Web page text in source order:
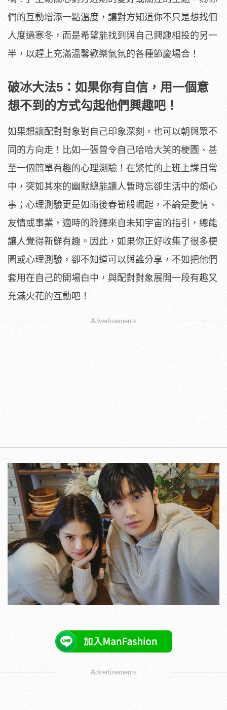
們的互動增添一點溫度，讓對方知道你不只是想找個
人度過寒冬，而是希望能找到與自己興趣相投的另一
半，以趕上充滿溫馨歡樂氣氛的各種節慶場合！
破冰大法5 ：如果你有自信，用一個意
想不到的方式勾起他們興趣吧！
如果想讓配對對象對自己印象深刻，也可以朝與眾不
同的方向走！比如一張曾令自己哈哈大笑的梗圖、甚
至一個簡單有趣的心理測驗！在繁忙的上班上課日常
中，突如其來的幽默總能讓人暫時忘卻生活中的煩心
事；心理測驗更是如雨後春筍般崛起，不論是愛情、
友情或事業，適時的聆聽來自未知宇宙的指引，總能
讓人覺得新鮮有趣。因此，如果你正好收集了很多梗
圖或心理測驗，卻不知道可以與誰分享，不如把他們
套用在自己的開場白中，與配對對象展開一段有趣又
充滿火花的互動吧！
Advertisements
Advertisements